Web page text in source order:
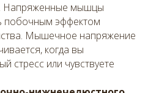
. Напряженные мышцы
побочным эффектом
Мышечное напряжение
когда вы
стресс или чувствуете